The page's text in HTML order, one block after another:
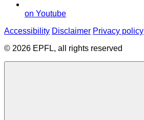
on Youtube
Accessibility Disclaimer Privacy policy
© 2026 EPFL, all rights reserved